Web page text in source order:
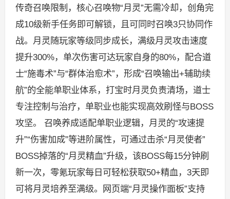
传奇召唤限制，核心召唤物“月灵”无需冷却，创角完
成10级新手任务即可解锁，且可同时召唤3只协同作
战。月灵随玩家等级同步成长，满级月灵攻击速度
提升300%，单次伤害可达玩家自身的80%，配合道
士“施毒术”与“群体治愈术”，形成“召唤输出+辅助续
航”的全能单职业体系，打宝时月灵负责清场，道士
专注控制与治疗，单职业也能实现高效刷怪与BOSS
攻坚。 召唤养成适配单职业逻辑，月灵的“攻速提
升”“伤害加成”等进阶属性，可通过击杀“月灵使者”
BOSS掉落的“月灵精血”升级，该BOSS每15分钟刷
新一次，零氪玩家每日可轻松获取50+精血，3天即
可将月灵培养至满级。网页端“月灵操作面板”支持